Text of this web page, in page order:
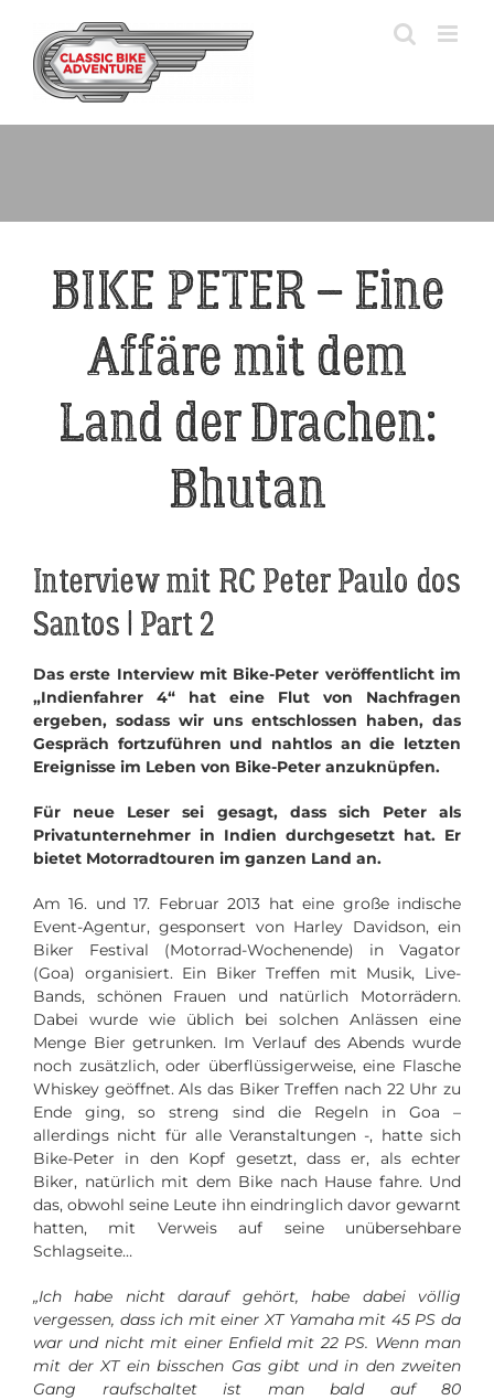
springen
BIKE PETER – Eine
Affäre mit dem
Land der Drachen:
Bhutan
Interview mit RC Peter Paulo dos
Santos | Part 2
Das erste Interview mit Bike-Peter veröffentlicht im
„Indienfahrer 4“ hat eine Flut von Nachfragen
ergeben, sodass wir uns entschlossen haben, das
Gespräch fortzuführen und nahtlos an die letzten
Ereignisse im Leben von Bike-Peter anzuknüpfen.
Für neue Leser sei gesagt, dass sich Peter als
Privatunternehmer in Indien durchgesetzt hat. Er
bietet Motorradtouren im ganzen Land an.
Am 16. und 17. Februar 2013 hat eine große indische
Event-Agentur, gesponsert von Harley Davidson, ein
Biker Festival (Motorrad-Wochenende) in Vagator
(Goa) organisiert. Ein Biker Treffen mit Musik, Live-
Bands, schönen Frauen und natürlich Motorrädern.
Dabei wurde wie üblich bei solchen Anlässen eine
Menge Bier getrunken. Im Verlauf des Abends wurde
noch zusätzlich, oder überflüssigerweise, eine Flasche
Whiskey geöffnet. Als das Biker Treffen nach 22 Uhr zu
Ende ging, so streng sind die Regeln in Goa –
allerdings nicht für alle Veranstaltungen -, hatte sich
Bike-Peter in den Kopf gesetzt, dass er, als echter
Biker, natürlich mit dem Bike nach Hause fahre. Und
das, obwohl seine Leute ihn eindringlich davor gewarnt
hatten, mit Verweis auf seine unübersehbare
Schlagseite…
„Ich habe nicht darauf gehört, habe dabei völlig
vergessen, dass ich mit einer XT Yamaha mit 45 PS da
war und nicht mit einer Enfield mit 22 PS. Wenn man
mit der XT ein bisschen Gas gibt und in den zweiten
Gang raufschaltet ist man bald auf 80